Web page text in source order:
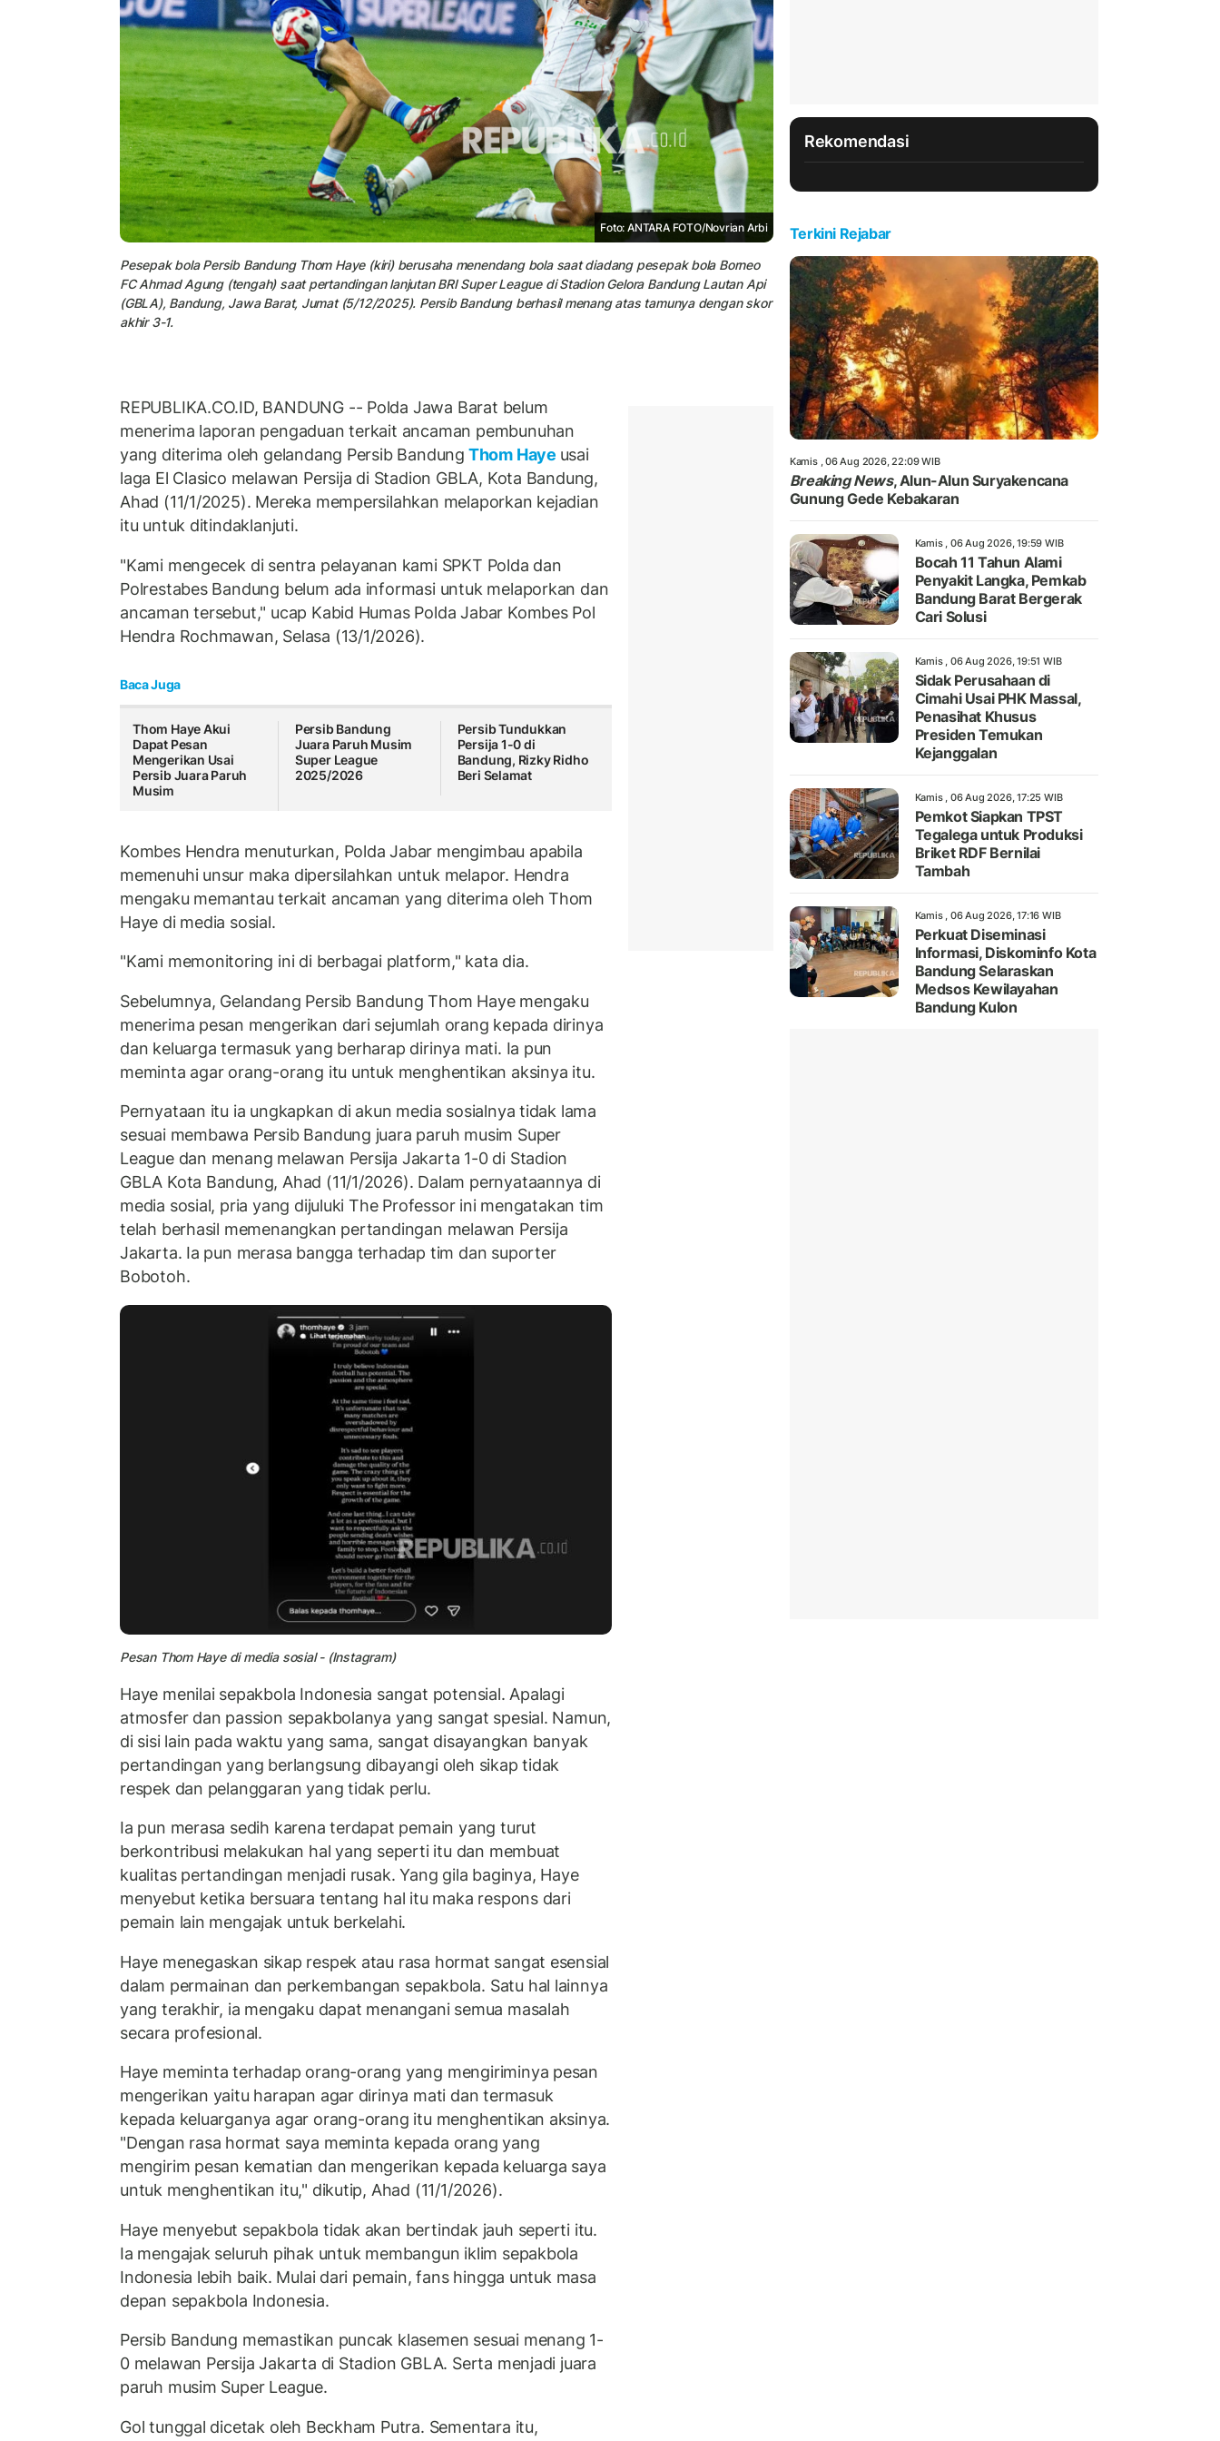
Foto: ANTARA FOTO/Novrian Arbi
Pesepak bola Persib Bandung Thom Haye (kiri) berusaha menendang bola saat diadang pesepak bola Borneo
FC Ahmad Agung (tengah) saat pertandingan lanjutan BRI Super League di Stadion Gelora Bandung Lautan Api
(GBLA), Bandung, Jawa Barat, Jumat (5/12/2025). Persib Bandung berhasil menang atas tamunya dengan skor
akhir 3-1.
REPUBLIKA.CO.ID, BANDUNG -- Polda Jawa Barat belum
menerima laporan pengaduan terkait ancaman pembunuhan
yang diterima oleh gelandang Persib Bandung Thom Haye usai
laga El Clasico melawan Persija di Stadion GBLA, Kota Bandung,
Ahad (11/1/2025). Mereka mempersilahkan melaporkan kejadian
itu untuk ditindaklanjuti.
"Kami mengecek di sentra pelayanan kami SPKT Polda dan
Polrestabes Bandung belum ada informasi untuk melaporkan dan
ancaman tersebut," ucap Kabid Humas Polda Jabar Kombes Pol
Hendra Rochmawan, Selasa (13/1/2026).
Baca Juga
Thom Haye Akui
Dapat Pesan
Mengerikan Usai
Persib Juara Paruh
Musim
Persib Bandung
Juara Paruh Musim
Super League
2025/2026
Persib Tundukkan
Persija 1-0 di
Bandung, Rizky Ridho
Beri Selamat
Kombes Hendra menuturkan, Polda Jabar mengimbau apabila
memenuhi unsur maka dipersilahkan untuk melapor. Hendra
mengaku memantau terkait ancaman yang diterima oleh Thom
Haye di media sosial.
"Kami memonitoring ini di berbagai platform," kata dia.
Sebelumnya, Gelandang Persib Bandung Thom Haye mengaku
menerima pesan mengerikan dari sejumlah orang kepada dirinya
dan keluarga termasuk yang berharap dirinya mati. Ia pun
meminta agar orang-orang itu untuk menghentikan aksinya itu.
Pernyataan itu ia ungkapkan di akun media sosialnya tidak lama
sesuai membawa Persib Bandung juara paruh musim Super
League dan menang melawan Persija Jakarta 1-0 di Stadion
GBLA Kota Bandung, Ahad (11/1/2026). Dalam pernyataannya di
media sosial, pria yang dijuluki The Professor ini mengatakan tim
telah berhasil memenangkan pertandingan melawan Persija
Jakarta. Ia pun merasa bangga terhadap tim dan suporter
Bobotoh.
Pesan Thom Haye di media sosial - (Instagram)
Haye menilai sepakbola Indonesia sangat potensial. Apalagi
atmosfer dan passion sepakbolanya yang sangat spesial. Namun,
di sisi lain pada waktu yang sama, sangat disayangkan banyak
pertandingan yang berlangsung dibayangi oleh sikap tidak
respek dan pelanggaran yang tidak perlu.
Ia pun merasa sedih karena terdapat pemain yang turut
berkontribusi melakukan hal yang seperti itu dan membuat
kualitas pertandingan menjadi rusak. Yang gila baginya, Haye
menyebut ketika bersuara tentang hal itu maka respons dari
pemain lain mengajak untuk berkelahi.
Haye menegaskan sikap respek atau rasa hormat sangat esensial
dalam permainan dan perkembangan sepakbola. Satu hal lainnya
yang terakhir, ia mengaku dapat menangani semua masalah
secara profesional.
Haye meminta terhadap orang-orang yang mengiriminya pesan
mengerikan yaitu harapan agar dirinya mati dan termasuk
kepada keluarganya agar orang-orang itu menghentikan aksinya.
"Dengan rasa hormat saya meminta kepada orang yang
mengirim pesan kematian dan mengerikan kepada keluarga saya
untuk menghentikan itu," dikutip, Ahad (11/1/2026).
Haye menyebut sepakbola tidak akan bertindak jauh seperti itu.
Ia mengajak seluruh pihak untuk membangun iklim sepakbola
Indonesia lebih baik. Mulai dari pemain, fans hingga untuk masa
depan sepakbola Indonesia.
Persib Bandung memastikan puncak klasemen sesuai menang 1-
0 melawan Persija Jakarta di Stadion GBLA. Serta menjadi juara
paruh musim Super League.
Gol tunggal dicetak oleh Beckham Putra. Sementara itu,
Rekomendasi
Terkini Rejabar
Kamis , 06 Aug 2026, 22:09 WIB
Breaking News, Alun-Alun Suryakencana
Gunung Gede Kebakaran
Kamis , 06 Aug 2026, 19:59 WIB
Bocah 11 Tahun Alami
Penyakit Langka, Pemkab
Bandung Barat Bergerak
Cari Solusi
Kamis , 06 Aug 2026, 19:51 WIB
Sidak Perusahaan di
Cimahi Usai PHK Massal,
Penasihat Khusus
Presiden Temukan
Kejanggalan
Kamis , 06 Aug 2026, 17:25 WIB
Pemkot Siapkan TPST
Tegalega untuk Produksi
Briket RDF Bernilai
Tambah
Kamis , 06 Aug 2026, 17:16 WIB
Perkuat Diseminasi
Informasi, Diskominfo Kota
Bandung Selaraskan
Medsos Kewilayahan
Bandung Kulon